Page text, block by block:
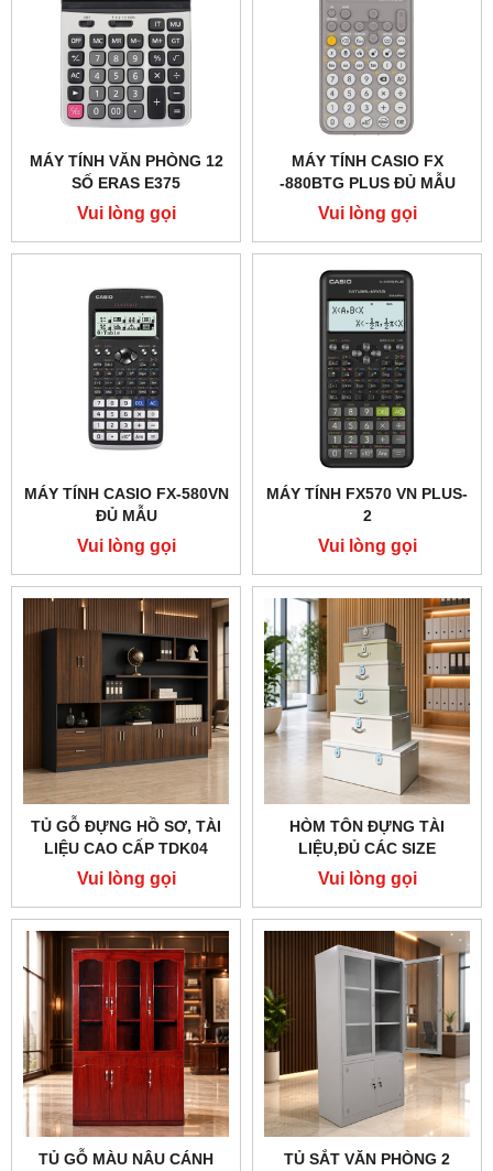
MÁY TÍNH VĂN PHÒNG 12
SỐ ERAS E375
Vui lòng gọi
MÁY TÍNH CASIO FX
-880BTG PLUS ĐỦ MẪU
Vui lòng gọi
MÁY TÍNH CASIO FX-580VN
ĐỦ MẪU
Vui lòng gọi
MÁY TÍNH FX570 VN PLUS-
2
Vui lòng gọi
TỦ GỖ ĐỰNG HỒ SƠ, TÀI
LIỆU CAO CẤP TDK04
Vui lòng gọi
HÒM TÔN ĐỰNG TÀI
LIỆU,ĐỦ CÁC SIZE
-ĐDVP03
Vui lòng gọi
TỦ GỖ MÀU NÂU CÁNH
TỦ SẮT VĂN PHÒNG 2